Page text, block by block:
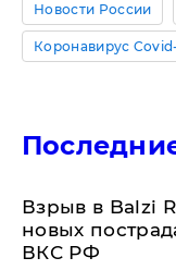
Новости России
Коронавирус
Взрыв в Balzi
новых
ВКС РФ